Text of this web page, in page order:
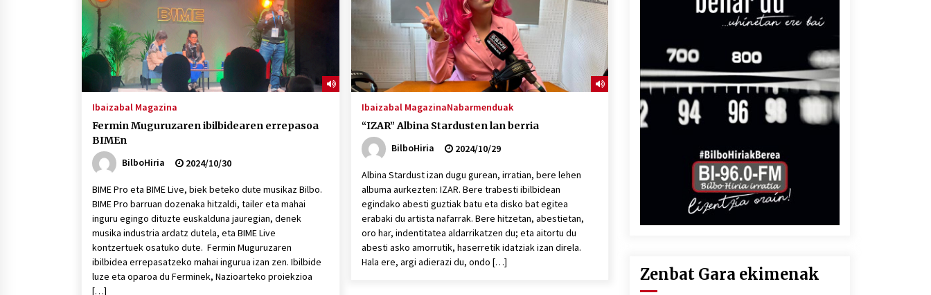
Ibaizabal Magazina
Fermin Muguruzaren ibilbidearen errepasoa
BIMEn
BilboHiria
2024/10/30
BIME Pro eta BIME Live, biek beteko dute musikaz Bilbo.
BIME Pro barruan dozenaka hitzaldi, tailer eta mahai
inguru egingo dituzte euskalduna jauregian, denek
musika industria ardatz dutela, eta BIME Live
kontzertuek osatuko dute. Fermin Muguruzaren
ibilbidea errepasatzeko mahai ingurua izan zen. Ibilbide
luze eta oparoa du Ferminek, Nazioarteko proiekzioa
[…]
Ibaizabal MagazinaNabarmenduak
“IZAR” Albina Stardusten lan berria
BilboHiria
2024/10/29
Albina Stardust izan dugu gurean, irratian, bere lehen
albuma aurkezten: IZAR. Bere trabesti ibilbidean
egindako abesti guztiak batu eta disko bat egitea
erabaki du artista nafarrak. Bere hitzetan, abestietan,
oro har, indentitatea aldarrikatzen du; eta aitortu du
abesti asko amorrutik, haserretik idatziak izan direla.
Hala ere, argi adierazi du, ondo […]
Zenbat Gara ekimenak